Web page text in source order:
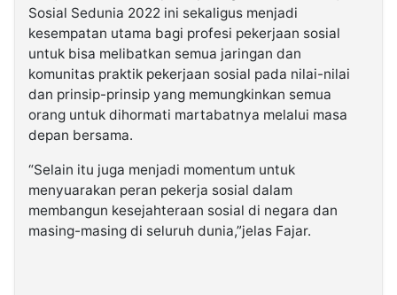
Sosial Sedunia 2022 ini sekaligus menjadi
kesempatan utama bagi profesi pekerjaan sosial
untuk bisa melibatkan semua jaringan dan
komunitas praktik pekerjaan sosial pada nilai-nilai
dan prinsip-prinsip yang memungkinkan semua
orang untuk dihormati martabatnya melalui masa
depan bersama.
“Selain itu juga menjadi momentum untuk
menyuarakan peran pekerja sosial dalam
membangun kesejahteraan sosial di negara dan
masing-masing di seluruh dunia,”jelas Fajar.